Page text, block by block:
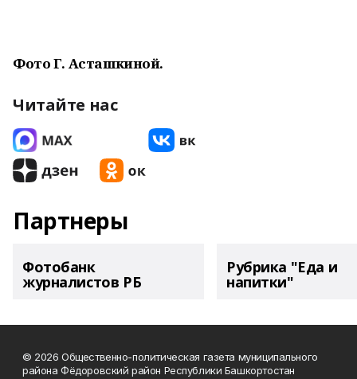
Фото Г. Асташкиной.
Читайте нас
Партнеры
Фотобанк
журналистов РБ
Рубрика "Еда и
напитки"
© 2026 Общественно-политическая газета муниципального
района Фёдоровский район Республики Башкортостан